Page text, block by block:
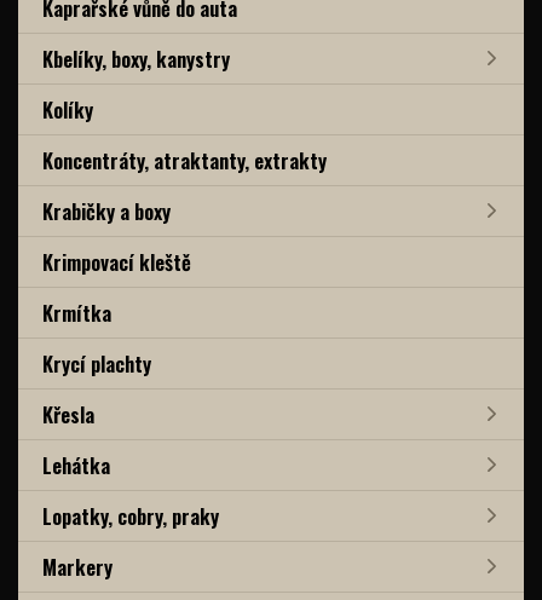
Kaprařské vůně do auta
Kbelíky, boxy, kanystry
Kolíky
Koncentráty, atraktanty, extrakty
Krabičky a boxy
Krimpovací kleště
Krmítka
Krycí plachty
Křesla
Lehátka
Lopatky, cobry, praky
Markery